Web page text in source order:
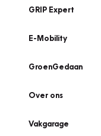
GRIP Expert
E-Mobility
GroenGedaan
Over ons
Vakgarage